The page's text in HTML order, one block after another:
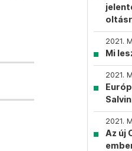
2021.
Mi
2021.
2021.
Az új